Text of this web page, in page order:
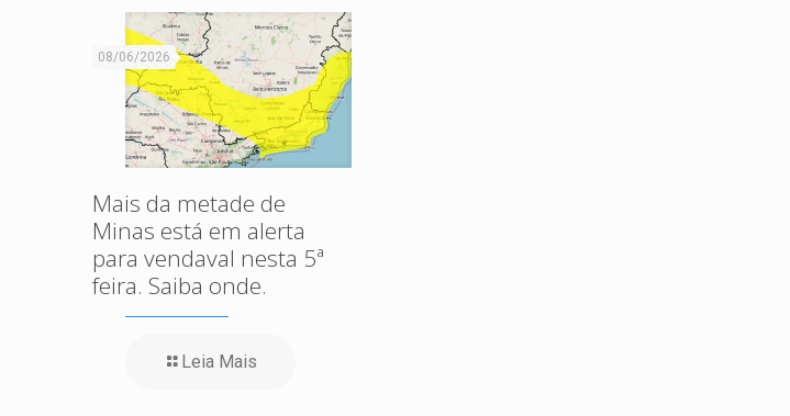
08/06/2026
Mais da metade de
Minas está em alerta
para vendaval nesta 5ª
feira. Saiba onde.
Leia Mais